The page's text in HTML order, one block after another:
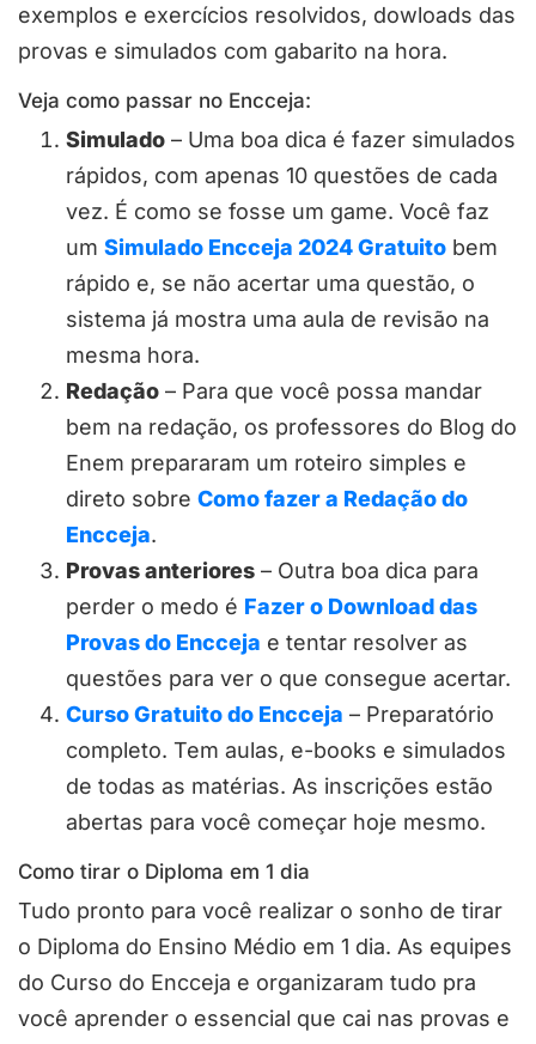
exemplos e exercícios resolvidos, dowloads das
provas e simulados com gabarito na hora.
Veja como passar no Encceja:
Simulado – Uma boa dica é fazer simulados
rápidos, com apenas 10 questões de cada
vez. É como se fosse um game. Você faz
um Simulado Encceja 2024 Gratuito bem
rápido e, se não acertar uma questão, o
sistema já mostra uma aula de revisão na
mesma hora.
Redação – Para que você possa mandar
bem na redação, os professores do Blog do
Enem prepararam um roteiro simples e
direto sobre Como fazer a Redação do
Encceja.
Provas anteriores – Outra boa dica para
perder o medo é Fazer o Download das
Provas do Encceja e tentar resolver as
questões para ver o que consegue acertar.
Curso Gratuito do Encceja – Preparatório
completo. Tem aulas, e-books e simulados
de todas as matérias. As inscrições estão
abertas para você começar hoje mesmo.
Como tirar o Diploma em 1 dia
Tudo pronto para você realizar o sonho de tirar
o Diploma do Ensino Médio em 1 dia. As equipes
do Curso do Encceja e organizaram tudo pra
você aprender o essencial que cai nas provas e